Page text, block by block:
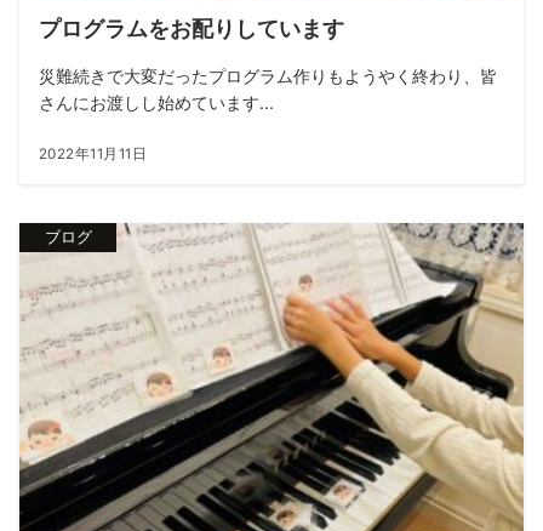
プログラムをお配りしています
災難続きで大変だったプログラム作りもようやく終わり、皆
さんにお渡しし始めています...
2022年11月11日
ブログ